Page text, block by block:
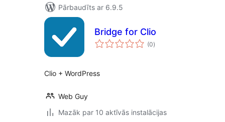
Pārbaudīts ar 6.9.5
Bridge for Clio
(0vērtējumu
kopsumma
)
Clio + WordPress
Web Guy
Mazāk par 10 aktīvās instalācijas